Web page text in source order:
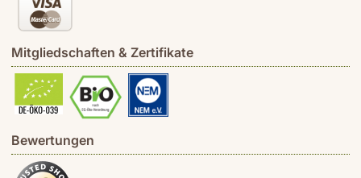
Mitgliedschaften & Zertifikate
Bewertungen